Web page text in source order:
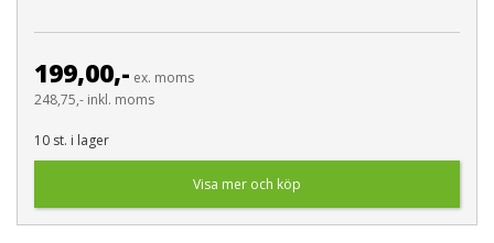
199,00,- ex. moms
248,75,- inkl. moms
10 st. i lager
Visa mer och köp